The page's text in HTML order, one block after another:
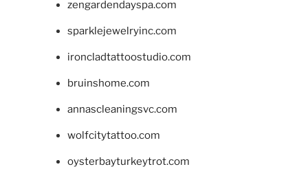
zengardendayspa.com
sparklejewelryinc.com
ironcladtattoostudio.com
bruinshome.com
annascleaningsvc.com
wolfcitytattoo.com
oysterbayturkeytrot.com